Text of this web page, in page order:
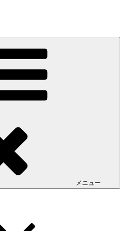
メニュー